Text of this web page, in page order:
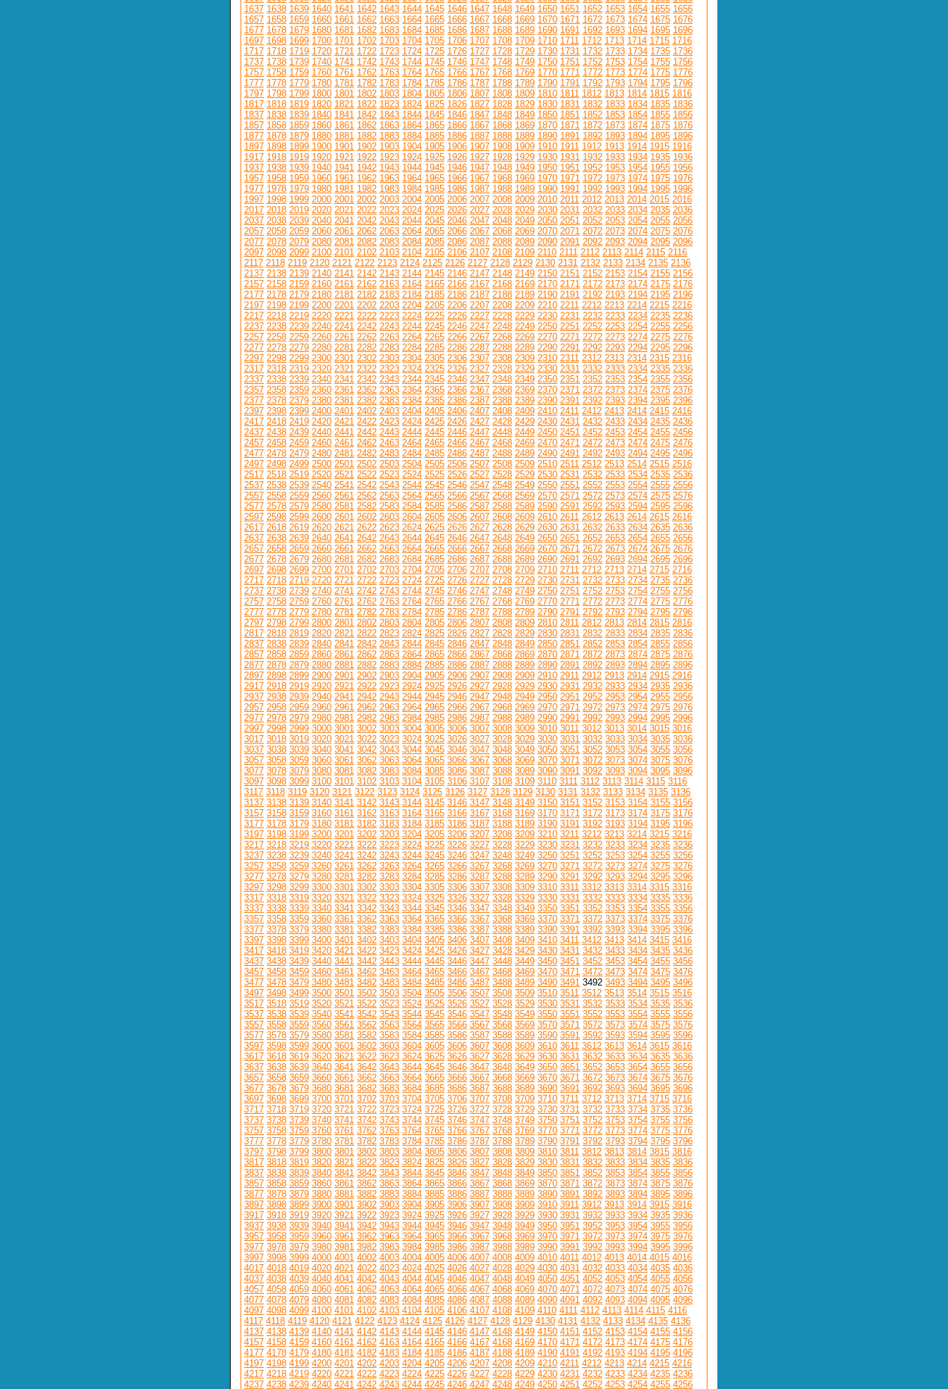
1637 1638 1639 1640 1641 1642 1643 1644 1645 1646 1647 1648 1649 1650 1651 1652 1653 1654 1655 1656
1657 1658 1659 1660 1661 1662 1663 1664 1665 1666 1667 1668 1669 1670 1671 1672 1673 1674 1675 1676
1677 1678 1679 1680 1681 1682 1683 1684 1685 1686 1687 1688 1689 1690 1691 1692 1693 1694 1695 1696
1697 1698 1699 1700 1701 1702 1703 1704 1705 1706 1707 1708 1709 1710 1711 1712 1713 1714 1715 1716
1717 1718 1719 1720 1721 1722 1723 1724 1725 1726 1727 1728 1729 1730 1731 1732 1733 1734 1735 1736
1737 1738 1739 1740 1741 1742 1743 1744 1745 1746 1747 1748 1749 1750 1751 1752 1753 1754 1755 1756
1757 1758 1759 1760 1761 1762 1763 1764 1765 1766 1767 1768 1769 1770 1771 1772 1773 1774 1775 1776
1777 1778 1779 1780 1781 1782 1783 1784 1785 1786 1787 1788 1789 1790 1791 1792 1793 1794 1795 1796
1797 1798 1799 1800 1801 1802 1803 1804 1805 1806 1807 1808 1809 1810 1811 1812 1813 1814 1815 1816
1817 1818 1819 1820 1821 1822 1823 1824 1825 1826 1827 1828 1829 1830 1831 1832 1833 1834 1835 1836
1837 1838 1839 1840 1841 1842 1843 1844 1845 1846 1847 1848 1849 1850 1851 1852 1853 1854 1855 1856
1857 1858 1859 1860 1861 1862 1863 1864 1865 1866 1867 1868 1869 1870 1871 1872 1873 1874 1875 1876
1877 1878 1879 1880 1881 1882 1883 1884 1885 1886 1887 1888 1889 1890 1891 1892 1893 1894 1895 1896
1897 1898 1899 1900 1901 1902 1903 1904 1905 1906 1907 1908 1909 1910 1911 1912 1913 1914 1915 1916
1917 1918 1919 1920 1921 1922 1923 1924 1925 1926 1927 1928 1929 1930 1931 1932 1933 1934 1935 1936
1937 1938 1939 1940 1941 1942 1943 1944 1945 1946 1947 1948 1949 1950 1951 1952 1953 1954 1955 1956
1957 1958 1959 1960 1961 1962 1963 1964 1965 1966 1967 1968 1969 1970 1971 1972 1973 1974 1975 1976
1977 1978 1979 1980 1981 1982 1983 1984 1985 1986 1987 1988 1989 1990 1991 1992 1993 1994 1995 1996
1997 1998 1999 2000 2001 2002 2003 2004 2005 2006 2007 2008 2009 2010 2011 2012 2013 2014 2015 2016
2017 2018 2019 2020 2021 2022 2023 2024 2025 2026 2027 2028 2029 2030 2031 2032 2033 2034 2035 2036
2037 2038 2039 2040 2041 2042 2043 2044 2045 2046 2047 2048 2049 2050 2051 2052 2053 2054 2055 2056
2057 2058 2059 2060 2061 2062 2063 2064 2065 2066 2067 2068 2069 2070 2071 2072 2073 2074 2075 2076
2077 2078 2079 2080 2081 2082 2083 2084 2085 2086 2087 2088 2089 2090 2091 2092 2093 2094 2095 2096
2097 2098 2099 2100 2101 2102 2103 2104 2105 2106 2107 2108 2109 2110 2111 2112 2113 2114 2115 2116
2117 2118 2119 2120 2121 2122 2123 2124 2125 2126 2127 2128 2129 2130 2131 2132 2133 2134 2135 2136
2137 2138 2139 2140 2141 2142 2143 2144 2145 2146 2147 2148 2149 2150 2151 2152 2153 2154 2155 2156
2157 2158 2159 2160 2161 2162 2163 2164 2165 2166 2167 2168 2169 2170 2171 2172 2173 2174 2175 2176
2177 2178 2179 2180 2181 2182 2183 2184 2185 2186 2187 2188 2189 2190 2191 2192 2193 2194 2195 2196
2197 2198 2199 2200 2201 2202 2203 2204 2205 2206 2207 2208 2209 2210 2211 2212 2213 2214 2215 2216
2217 2218 2219 2220 2221 2222 2223 2224 2225 2226 2227 2228 2229 2230 2231 2232 2233 2234 2235 2236
2237 2238 2239 2240 2241 2242 2243 2244 2245 2246 2247 2248 2249 2250 2251 2252 2253 2254 2255 2256
2257 2258 2259 2260 2261 2262 2263 2264 2265 2266 2267 2268 2269 2270 2271 2272 2273 2274 2275 2276
2277 2278 2279 2280 2281 2282 2283 2284 2285 2286 2287 2288 2289 2290 2291 2292 2293 2294 2295 2296
2297 2298 2299 2300 2301 2302 2303 2304 2305 2306 2307 2308 2309 2310 2311 2312 2313 2314 2315 2316
2317 2318 2319 2320 2321 2322 2323 2324 2325 2326 2327 2328 2329 2330 2331 2332 2333 2334 2335 2336
2337 2338 2339 2340 2341 2342 2343 2344 2345 2346 2347 2348 2349 2350 2351 2352 2353 2354 2355 2356
2357 2358 2359 2360 2361 2362 2363 2364 2365 2366 2367 2368 2369 2370 2371 2372 2373 2374 2375 2376
2377 2378 2379 2380 2381 2382 2383 2384 2385 2386 2387 2388 2389 2390 2391 2392 2393 2394 2395 2396
2397 2398 2399 2400 2401 2402 2403 2404 2405 2406 2407 2408 2409 2410 2411 2412 2413 2414 2415 2416
2417 2418 2419 2420 2421 2422 2423 2424 2425 2426 2427 2428 2429 2430 2431 2432 2433 2434 2435 2436
2437 2438 2439 2440 2441 2442 2443 2444 2445 2446 2447 2448 2449 2450 2451 2452 2453 2454 2455 2456
2457 2458 2459 2460 2461 2462 2463 2464 2465 2466 2467 2468 2469 2470 2471 2472 2473 2474 2475 2476
2477 2478 2479 2480 2481 2482 2483 2484 2485 2486 2487 2488 2489 2490 2491 2492 2493 2494 2495 2496
2497 2498 2499 2500 2501 2502 2503 2504 2505 2506 2507 2508 2509 2510 2511 2512 2513 2514 2515 2516
2517 2518 2519 2520 2521 2522 2523 2524 2525 2526 2527 2528 2529 2530 2531 2532 2533 2534 2535 2536
2537 2538 2539 2540 2541 2542 2543 2544 2545 2546 2547 2548 2549 2550 2551 2552 2553 2554 2555 2556
2557 2558 2559 2560 2561 2562 2563 2564 2565 2566 2567 2568 2569 2570 2571 2572 2573 2574 2575 2576
2577 2578 2579 2580 2581 2582 2583 2584 2585 2586 2587 2588 2589 2590 2591 2592 2593 2594 2595 2596
2597 2598 2599 2600 2601 2602 2603 2604 2605 2606 2607 2608 2609 2610 2611 2612 2613 2614 2615 2616
2617 2618 2619 2620 2621 2622 2623 2624 2625 2626 2627 2628 2629 2630 2631 2632 2633 2634 2635 2636
2637 2638 2639 2640 2641 2642 2643 2644 2645 2646 2647 2648 2649 2650 2651 2652 2653 2654 2655 2656
2657 2658 2659 2660 2661 2662 2663 2664 2665 2666 2667 2668 2669 2670 2671 2672 2673 2674 2675 2676
2677 2678 2679 2680 2681 2682 2683 2684 2685 2686 2687 2688 2689 2690 2691 2692 2693 2694 2695 2696
2697 2698 2699 2700 2701 2702 2703 2704 2705 2706 2707 2708 2709 2710 2711 2712 2713 2714 2715 2716
2717 2718 2719 2720 2721 2722 2723 2724 2725 2726 2727 2728 2729 2730 2731 2732 2733 2734 2735 2736
2737 2738 2739 2740 2741 2742 2743 2744 2745 2746 2747 2748 2749 2750 2751 2752 2753 2754 2755 2756
2757 2758 2759 2760 2761 2762 2763 2764 2765 2766 2767 2768 2769 2770 2771 2772 2773 2774 2775 2776
2777 2778 2779 2780 2781 2782 2783 2784 2785 2786 2787 2788 2789 2790 2791 2792 2793 2794 2795 2796
2797 2798 2799 2800 2801 2802 2803 2804 2805 2806 2807 2808 2809 2810 2811 2812 2813 2814 2815 2816
2817 2818 2819 2820 2821 2822 2823 2824 2825 2826 2827 2828 2829 2830 2831 2832 2833 2834 2835 2836
2837 2838 2839 2840 2841 2842 2843 2844 2845 2846 2847 2848 2849 2850 2851 2852 2853 2854 2855 2856
2857 2858 2859 2860 2861 2862 2863 2864 2865 2866 2867 2868 2869 2870 2871 2872 2873 2874 2875 2876
2877 2878 2879 2880 2881 2882 2883 2884 2885 2886 2887 2888 2889 2890 2891 2892 2893 2894 2895 2896
2897 2898 2899 2900 2901 2902 2903 2904 2905 2906 2907 2908 2909 2910 2911 2912 2913 2914 2915 2916
2917 2918 2919 2920 2921 2922 2923 2924 2925 2926 2927 2928 2929 2930 2931 2932 2933 2934 2935 2936
2937 2938 2939 2940 2941 2942 2943 2944 2945 2946 2947 2948 2949 2950 2951 2952 2953 2954 2955 2956
2957 2958 2959 2960 2961 2962 2963 2964 2965 2966 2967 2968 2969 2970 2971 2972 2973 2974 2975 2976
2977 2978 2979 2980 2981 2982 2983 2984 2985 2986 2987 2988 2989 2990 2991 2992 2993 2994 2995 2996
2997 2998 2999 3000 3001 3002 3003 3004 3005 3006 3007 3008 3009 3010 3011 3012 3013 3014 3015 3016
3017 3018 3019 3020 3021 3022 3023 3024 3025 3026 3027 3028 3029 3030 3031 3032 3033 3034 3035 3036
3037 3038 3039 3040 3041 3042 3043 3044 3045 3046 3047 3048 3049 3050 3051 3052 3053 3054 3055 3056
3057 3058 3059 3060 3061 3062 3063 3064 3065 3066 3067 3068 3069 3070 3071 3072 3073 3074 3075 3076
3077 3078 3079 3080 3081 3082 3083 3084 3085 3086 3087 3088 3089 3090 3091 3092 3093 3094 3095 3096
3097 3098 3099 3100 3101 3102 3103 3104 3105 3106 3107 3108 3109 3110 3111 3112 3113 3114 3115 3116
3117 3118 3119 3120 3121 3122 3123 3124 3125 3126 3127 3128 3129 3130 3131 3132 3133 3134 3135 3136
3137 3138 3139 3140 3141 3142 3143 3144 3145 3146 3147 3148 3149 3150 3151 3152 3153 3154 3155 3156
3157 3158 3159 3160 3161 3162 3163 3164 3165 3166 3167 3168 3169 3170 3171 3172 3173 3174 3175 3176
3177 3178 3179 3180 3181 3182 3183 3184 3185 3186 3187 3188 3189 3190 3191 3192 3193 3194 3195 3196
3197 3198 3199 3200 3201 3202 3203 3204 3205 3206 3207 3208 3209 3210 3211 3212 3213 3214 3215 3216
3217 3218 3219 3220 3221 3222 3223 3224 3225 3226 3227 3228 3229 3230 3231 3232 3233 3234 3235 3236
3237 3238 3239 3240 3241 3242 3243 3244 3245 3246 3247 3248 3249 3250 3251 3252 3253 3254 3255 3256
3257 3258 3259 3260 3261 3262 3263 3264 3265 3266 3267 3268 3269 3270 3271 3272 3273 3274 3275 3276
3277 3278 3279 3280 3281 3282 3283 3284 3285 3286 3287 3288 3289 3290 3291 3292 3293 3294 3295 3296
3297 3298 3299 3300 3301 3302 3303 3304 3305 3306 3307 3308 3309 3310 3311 3312 3313 3314 3315 3316
3317 3318 3319 3320 3321 3322 3323 3324 3325 3326 3327 3328 3329 3330 3331 3332 3333 3334 3335 3336
3337 3338 3339 3340 3341 3342 3343 3344 3345 3346 3347 3348 3349 3350 3351 3352 3353 3354 3355 3356
3357 3358 3359 3360 3361 3362 3363 3364 3365 3366 3367 3368 3369 3370 3371 3372 3373 3374 3375 3376
3377 3378 3379 3380 3381 3382 3383 3384 3385 3386 3387 3388 3389 3390 3391 3392 3393 3394 3395 3396
3397 3398 3399 3400 3401 3402 3403 3404 3405 3406 3407 3408 3409 3410 3411 3412 3413 3414 3415 3416
3417 3418 3419 3420 3421 3422 3423 3424 3425 3426 3427 3428 3429 3430 3431 3432 3433 3434 3435 3436
3437 3438 3439 3440 3441 3442 3443 3444 3445 3446 3447 3448 3449 3450 3451 3452 3453 3454 3455 3456
3457 3458 3459 3460 3461 3462 3463 3464 3465 3466 3467 3468 3469 3470 3471 3472 3473 3474 3475 3476
3477 3478 3479 3480 3481 3482 3483 3484 3485 3486 3487 3488 3489 3490 3491 3492 3493 3494 3495 3496
3497 3498 3499 3500 3501 3502 3503 3504 3505 3506 3507 3508 3509 3510 3511 3512 3513 3514 3515 3516
3517 3518 3519 3520 3521 3522 3523 3524 3525 3526 3527 3528 3529 3530 3531 3532 3533 3534 3535 3536
3537 3538 3539 3540 3541 3542 3543 3544 3545 3546 3547 3548 3549 3550 3551 3552 3553 3554 3555 3556
3557 3558 3559 3560 3561 3562 3563 3564 3565 3566 3567 3568 3569 3570 3571 3572 3573 3574 3575 3576
3577 3578 3579 3580 3581 3582 3583 3584 3585 3586 3587 3588 3589 3590 3591 3592 3593 3594 3595 3596
3597 3598 3599 3600 3601 3602 3603 3604 3605 3606 3607 3608 3609 3610 3611 3612 3613 3614 3615 3616
3617 3618 3619 3620 3621 3622 3623 3624 3625 3626 3627 3628 3629 3630 3631 3632 3633 3634 3635 3636
3637 3638 3639 3640 3641 3642 3643 3644 3645 3646 3647 3648 3649 3650 3651 3652 3653 3654 3655 3656
3657 3658 3659 3660 3661 3662 3663 3664 3665 3666 3667 3668 3669 3670 3671 3672 3673 3674 3675 3676
3677 3678 3679 3680 3681 3682 3683 3684 3685 3686 3687 3688 3689 3690 3691 3692 3693 3694 3695 3696
3697 3698 3699 3700 3701 3702 3703 3704 3705 3706 3707 3708 3709 3710 3711 3712 3713 3714 3715 3716
3717 3718 3719 3720 3721 3722 3723 3724 3725 3726 3727 3728 3729 3730 3731 3732 3733 3734 3735 3736
3737 3738 3739 3740 3741 3742 3743 3744 3745 3746 3747 3748 3749 3750 3751 3752 3753 3754 3755 3756
3757 3758 3759 3760 3761 3762 3763 3764 3765 3766 3767 3768 3769 3770 3771 3772 3773 3774 3775 3776
3777 3778 3779 3780 3781 3782 3783 3784 3785 3786 3787 3788 3789 3790 3791 3792 3793 3794 3795 3796
3797 3798 3799 3800 3801 3802 3803 3804 3805 3806 3807 3808 3809 3810 3811 3812 3813 3814 3815 3816
3817 3818 3819 3820 3821 3822 3823 3824 3825 3826 3827 3828 3829 3830 3831 3832 3833 3834 3835 3836
3837 3838 3839 3840 3841 3842 3843 3844 3845 3846 3847 3848 3849 3850 3851 3852 3853 3854 3855 3856
3857 3858 3859 3860 3861 3862 3863 3864 3865 3866 3867 3868 3869 3870 3871 3872 3873 3874 3875 3876
3877 3878 3879 3880 3881 3882 3883 3884 3885 3886 3887 3888 3889 3890 3891 3892 3893 3894 3895 3896
3897 3898 3899 3900 3901 3902 3903 3904 3905 3906 3907 3908 3909 3910 3911 3912 3913 3914 3915 3916
3917 3918 3919 3920 3921 3922 3923 3924 3925 3926 3927 3928 3929 3930 3931 3932 3933 3934 3935 3936
3937 3938 3939 3940 3941 3942 3943 3944 3945 3946 3947 3948 3949 3950 3951 3952 3953 3954 3955 3956
3957 3958 3959 3960 3961 3962 3963 3964 3965 3966 3967 3968 3969 3970 3971 3972 3973 3974 3975 3976
3977 3978 3979 3980 3981 3982 3983 3984 3985 3986 3987 3988 3989 3990 3991 3992 3993 3994 3995 3996
3997 3998 3999 4000 4001 4002 4003 4004 4005 4006 4007 4008 4009 4010 4011 4012 4013 4014 4015 4016
4017 4018 4019 4020 4021 4022 4023 4024 4025 4026 4027 4028 4029 4030 4031 4032 4033 4034 4035 4036
4037 4038 4039 4040 4041 4042 4043 4044 4045 4046 4047 4048 4049 4050 4051 4052 4053 4054 4055 4056
4057 4058 4059 4060 4061 4062 4063 4064 4065 4066 4067 4068 4069 4070 4071 4072 4073 4074 4075 4076
4077 4078 4079 4080 4081 4082 4083 4084 4085 4086 4087 4088 4089 4090 4091 4092 4093 4094 4095 4096
4097 4098 4099 4100 4101 4102 4103 4104 4105 4106 4107 4108 4109 4110 4111 4112 4113 4114 4115 4116
4117 4118 4119 4120 4121 4122 4123 4124 4125 4126 4127 4128 4129 4130 4131 4132 4133 4134 4135 4136
4137 4138 4139 4140 4141 4142 4143 4144 4145 4146 4147 4148 4149 4150 4151 4152 4153 4154 4155 4156
4157 4158 4159 4160 4161 4162 4163 4164 4165 4166 4167 4168 4169 4170 4171 4172 4173 4174 4175 4176
4177 4178 4179 4180 4181 4182 4183 4184 4185 4186 4187 4188 4189 4190 4191 4192 4193 4194 4195 4196
4197 4198 4199 4200 4201 4202 4203 4204 4205 4206 4207 4208 4209 4210 4211 4212 4213 4214 4215 4216
4217 4218 4219 4220 4221 4222 4223 4224 4225 4226 4227 4228 4229 4230 4231 4232 4233 4234 4235 4236
4237 4238 4239 4240 4241 4242 4243 4244 4245 4246 4247 4248 4249 4250 4251 4252 4253 4254 4255 4256